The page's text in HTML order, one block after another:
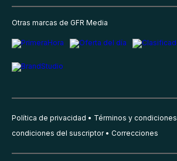
Otras marcas de GFR Media
Política de privacidad Términos y condiciones
condiciones del suscriptor
Correcciones